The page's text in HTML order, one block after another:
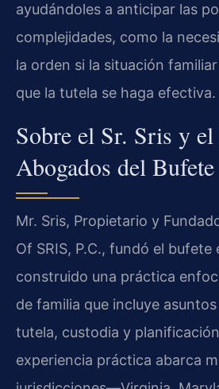
ayudándoles a anticipar las
complejidades, como la
la orden si la situación
que la tutela se haga efectiva.
Sobre el Sr. Sris y
Abogados del Bufete
Mr. Sris, Propietario y
Of SRIS, P.C., fundó el bufete
construido una práctica
de familia que incluye
tutela, custodia y
experiencia práctica abarca